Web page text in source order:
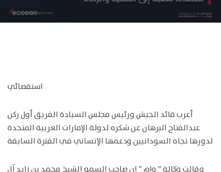
استقصائي
أعرب قائد الجيش ورئيس مجلس السيادة الفريق أول ركن
عبدالفتاح البرهان عن شكره لدولة الإمارات العربية المتحدة
لدورها تجاه السودانيين ودعمها الإنساني في الفترة السابقة
وقالت وكالة ” وام ” ان صاحب السمو الشيخ محمد بن زايد آل